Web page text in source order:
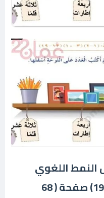
اللغوي
الأعداد ( 1-2) ( 3-10 ) ( 13 -19) صفحة ( 68